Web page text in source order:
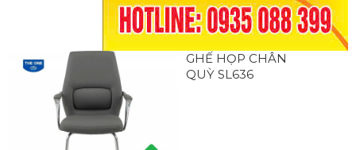
GHẾ HỌP CHÂN
QUỲ SL636